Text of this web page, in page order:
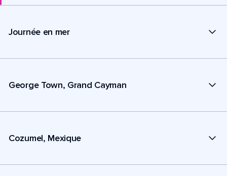
Journée en mer
George Town, Grand Cayman
Cozumel, Mexique